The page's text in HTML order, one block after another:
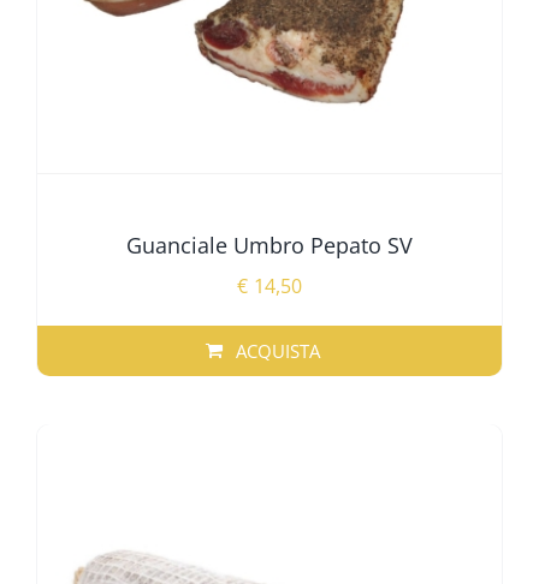
Guanciale Umbro Pepato SV
€ 14,50
ACQUISTA